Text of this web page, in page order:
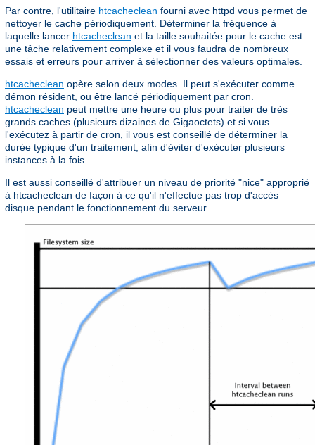
Par contre, l'utilitaire htcacheclean fourni avec httpd vous permet de
nettoyer le cache périodiquement. Déterminer la fréquence à
laquelle lancer htcacheclean et la taille souhaitée pour le cache est
une tâche relativement complexe et il vous faudra de nombreux
essais et erreurs pour arriver à sélectionner des valeurs optimales.
htcacheclean opère selon deux modes. Il peut s'exécuter comme
démon résident, ou être lancé périodiquement par cron.
htcacheclean peut mettre une heure ou plus pour traiter de très
grands caches (plusieurs dizaines de Gigaoctets) et si vous
l'exécutez à partir de cron, il vous est conseillé de déterminer la
durée typique d'un traitement, afin d'éviter d'exécuter plusieurs
instances à la fois.
Il est aussi conseillé d'attribuer un niveau de priorité "nice" approprié
à htcacheclean de façon à ce qu'il n'effectue pas trop d'accès
disque pendant le fonctionnement du serveur.